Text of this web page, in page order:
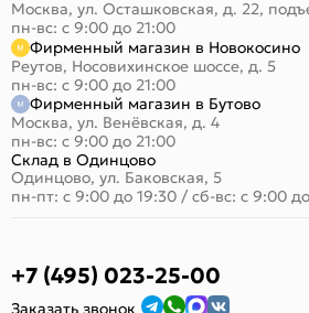
Москва, ул. Осташковская, д. 22,
пн-вс: с 9:00 до 21:00
Фирменный магазин в Новокосино
Реутов, Носовихинское шоссе, д. 5
пн-вс: с 9:00 до 21:00
Фирменный магазин в Бутово
Москва, ул. Венёвская, д. 4
пн-вс: с 9:00 до 21:00
Склад в Одинцово
Одинцово, ул. Баковская, 5
пн-пт: с 9:00 до 19:30 / сб-вс: с 9:00
+7 (495) 023-25-00
Заказать звонок